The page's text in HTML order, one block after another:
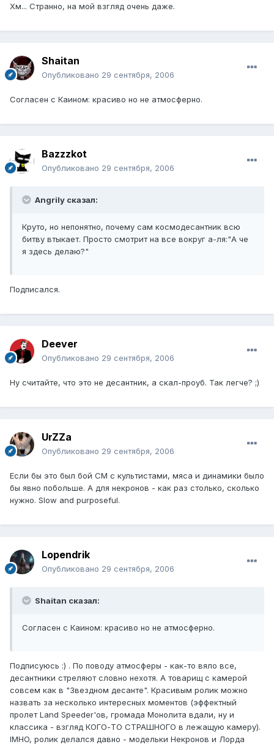
Хм... Странно, на мой взгляд очень даже.
Shaitan
Опубликовано 29 сентября, 2006
Согласен с Каином: красиво но не атмосферно.
Bazzzkot
Опубликовано 29 сентября, 2006
Angrily сказал:
Круто, но непонятно, почему сам космодесантник всю
битву втыкает. Просто смотрит на все вокруг а-ля:"А че
я здесь делаю?"
Подписался.
Deever
Опубликовано 29 сентября, 2006
Ну считайте, что это не десантник, а скал-проуб. Так легче? ;)
UrZZa
Опубликовано 29 сентября, 2006
Если бы это был бой СМ с культистами, мяса и динамики было
бы явно побольше. А для некронов - как раз столько, сколько
нужно. Slow and purposeful.
Lopendrik
Опубликовано 29 сентября, 2006
Shaitan сказал:
Согласен с Каином: красиво но не атмосферно.
Подписуюсь :) . По поводу атмосферы - как-то вяло все,
десантники стреляют словно нехотя. А товарищ с камерой
совсем как в "Звездном десанте". Красивым ролик можно
назвать за несколько интересных моментов (эффектный
пролет Land Speeder'ов, громада Монолита вдали, ну и
классика - взгляд КОГО-ТО СТРАШНОГО в лежащую камеру).
IMHO, ролик делался давно - модельки Некронов и Лорда